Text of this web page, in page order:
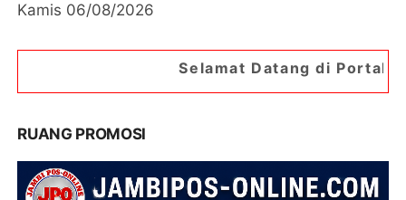
Kamis 06/08/2026
Selamat Datang di Portal Berita
RUANG PROMOSI